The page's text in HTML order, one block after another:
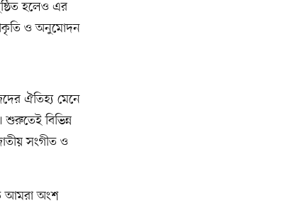
হলেও এর
ও অনুমোদন
ঐতিহ্য মেনে
বিভিন্ন
সংগীত ও
আমরা অংশ